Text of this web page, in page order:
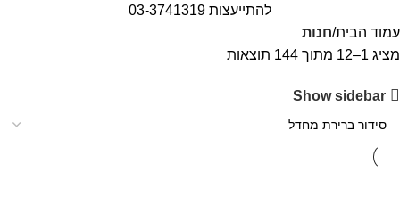
להתייעצות 03-3741319
עמוד הבית חנות
מציג 1–12 מתוך 144 תוצאות
Show sidebar